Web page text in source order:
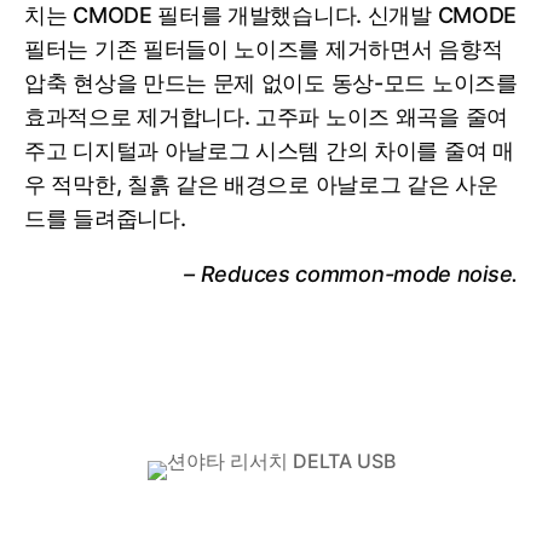
치는 CMODE 필터를 개발했습니다. 신개발 CMODE
필터는 기존 필터들이 노이즈를 제거하면서 음향적
압축 현상을 만드는 문제 없이도 동상-모드 노이즈를
효과적으로 제거합니다. 고주파 노이즈 왜곡을 줄여
주고 디지털과 아날로그 시스템 간의 차이를 줄여 매
우 적막한, 칠흙 같은 배경으로 아날로그 같은 사운
드를 들려줍니다.
– Reduces common-mode noise.